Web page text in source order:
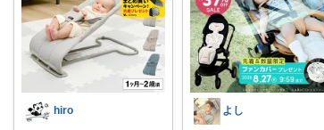
hiro よし